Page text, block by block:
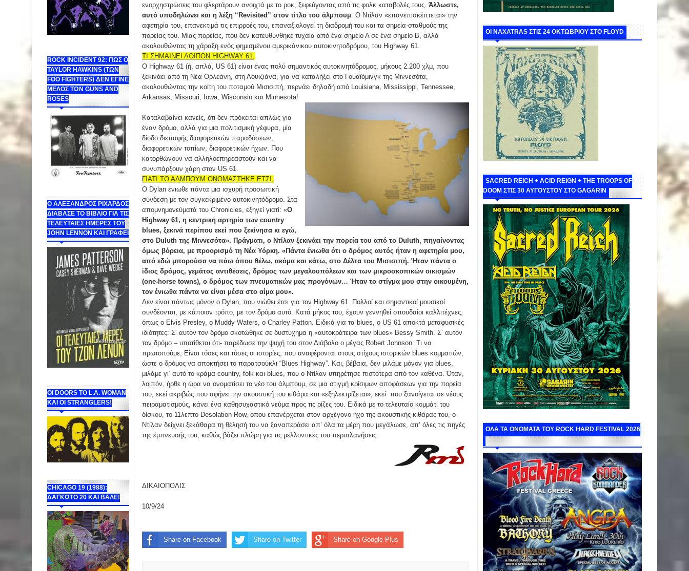
ROCK INCIDENT 92: ΠΩΣ Ο
TAYLOR HAWKINS (ΤΩΝ
FOO FIGHTERS) ΔΕΝ ΕΓΙΝΕ
ΜΕΛΟΣ ΤΩΝ GUNS AND
ROSES
Ο ΑΛΕΞΑΝΔΡΟΣ ΡΙΧΑΡΔΟΣ
ΔΙΑΒΑΣΕ ΤΟ ΒΙΒΛΙΟ ΓΙΑ ΤΙΣ
ΤΕΛΕΥΤΑΙΕΣ ΗΜΕΡΕΣ ΤΟΥ
JOHN LENNON ΚΑΙ ΓΡΑΦΕΙ
ΟΙ DOORS ΤΟ L.A. WOMAN
KAI OI STRANGLERS!
CHICAGO 19 (1988):
ΔΑΓΚΩΤΟ 20 ΚΑΙ ΒΑΛΕ!
ενορχηστρώσεις του φλερτάρουν ανοιχτά με το ροκ, ξεφεύγοντας από τις φολκ καταβολές τους. Άλλωστε,
αυτό υποδηλώνει και η λέξη “Revisited” στον τίτλο του άλμπουμ . Ο Ντίλαν «επανεπισκέπτεται» την
αφετηρία του, επανεκτιμά τις επιρροές του, επαναξιολογεί τη διαδρομή του και τα σημεία-σταθμούς της
πορείας του. Μιας πορείας, που δεν κατευθύνθηκε τυχαία από ένα σημείο Α σε ένα σημείο Β, αλλά
ακολουθώντας τη χάραξη ενός φημισμένου αμερικάνικου αυτοκινητοδρόμου, του Highway 61.
ΤΙ ΣΗΜΑΙΝΕΙ ΛΟΙΠΟΝ HIGHWAY 61;
Ο Highway 61 (ή, απλά, US 61) είναι ένας πολύ σημαντικός αυτοκινητόδρομος, μήκους 2.200 χλμ, που
ξεκινάει από τη Νέα Ορλεάνη, στη Λουιζιάνα, για να καταλήξει στο Γουαϊόμινγκ της Μιννεσότα,
ακολουθώντας την κοίτη του ποταμού Μισισιπή, περνάει δηλαδή από Louisiana, Mississippi, Tennessee,
Arkansas, Missouri, Iowa, Wisconsin και Minnesota!
Καταλαβαίνει κανείς, ότι δεν πρόκειται απλώς για
έναν δρόμο, αλλά για μια πολιτισμική γέφυρα, μία
δίοδο διεπαφής διαφορετικών παραδόσεων,
διαφορετικών τοπίων, διαφορετικών ήχων. Που
κατορθώνουν να αλληλοεπηρεαστούν και να
συνυπάρξουν χάρη στον US 61.
ΓΙΑΤΙ ΤΟ ΑΛΜΠΟΥΜ ΟΝΟΜΑΣΤΗΚΕ ΕΤΣΙ;
Ο Dylan ένιωθε πάντα μια ισχυρή προσωπική
σύνδεση με τον συγκεκριμένο αυτοκινητόδρομο. Στα
απομνημονεύματά του Chronicles, εξηγεί γιατί: «Ο
Highway 61, η κεντρική αρτηρία των country
blues, ξεκινά περίπου εκεί που ξεκίνησα κι εγώ,
στο Duluth της Μιννεσότα». Πράγματι, ο Ντίλαν ξεκινάει την πορεία του από το Duluth, πηγαίνοντας
όμως βόρεια, με προορισμό τη Νέα Υόρκη. «Πάντα ένιωθα ότι ο δρόμος αυτός ήταν η αφετηρία μου,
από εδώ μπορούσα να πάω όπου θέλω, ακόμα και κάτω, στο Δέλτα του Μισισιπή. Ήταν πάντα ο
ίδιος δρόμος, γεμάτος αντιθέσεις, δρόμος των μεγαλουπόλεων και των μικροσκοπικών οικισμών
(one-horse towns), ο δρόμος των πνευματικών μας προγόνων… Ήταν το στίγμα μου στην οικουμένη,
τον ένιωθα πάντα να είναι μέσα στο αίμα μου».
Δεν είναι πάντως μόνον ο Dylan, που νιώθει έτσι για τον Highway 61. Πολλοί και σημαντικοί μουσικοί
συνδέονται, με κάποιον τρόπο, με τον δρόμο αυτό. Κατά μήκος του, έχουν γεννηθεί σπουδαίοι καλλιτέχνες,
όπως ο Elvis Presley, ο Muddy Waters, ο Charley Patton. Ειδικά για τα blues, ο US 61 αποκτά μεταφυσικές
ιδιότητες: Σ’ αυτόν τον δρόμο σκοτώθηκε σε δυστύχημα η «αυτοκράτειρα των blues» Bessy Smith. Σ’ αυτόν
τον δρόμο – υποτίθεται ότι- παρέδωσε την ψυχή του στον Διάβολο ο μέγας Robert Johnson. Τι να
πρωτοπούμε; Είναι τόσες και τόσες οι ιστορίες, που αναφέρονται στους στίχους ιστορικών blues κομματιών,
ώστε ο δρόμος να αποκτήσει το παρατσούκλι “Blues Highway”. Και, βέβαια, δεν μιλάμε μόνον για blues,
μιλάμε γι’ αυτό το κράμα country, folk και blues, που ο Ντίλαν υπηρέτησε πιστότερα από τον καθένα. Όταν,
λοιπόν, ήρθε η ώρα να ονοματίσει το νέο του άλμπουμ, σε μια στιγμή κρίσιμων αποφάσεων για την πορεία
του, εκεί ακριβώς που αφήνει την ακουστική του κιθάρα και «εξηλεκτρίζεται», εκεί που ξανοίγεται σε νέους
πειραματισμούς, κάνει ένα καθησυχαστικό νεύμα προς τις ρίζες του. Ειδικά με το τελευταίο κομμάτι του
δίσκου, το 11λεπτο Desolation Row, όπου επανέρχεται στον αρχέγονο ήχο της ακουστικής κιθάρας του, ο
Ντίλαν δείχνει ξεκάθαρα τη θέλησή του να ξαναπεράσει απ’ όλα τα μέρη που μεγάλωσε, απ’ όλες τις πηγές
της έμπνευσής του, καθώς βάζει πλώρη για τις μελλοντικές του περιπλανήσεις.
ΔΙΚΑΙΟΠΟΛΙΣ
10/9/24
Share on Facebook Share on Twitter Share on Google Plus
ΟΙ NAXATRAS ΣΤΙΣ 24 ΟΚΤΩΒΡΙΟΥ ΣΤΟ FLOYD
SACRED REICH + ACID REIGN + THE TROOPS OF
DOOM ΣΤΙΣ 30 ΑΥΓΟΥΣΤΟΥ ΣΤΟ GAGARIN
ΟΛΑ ΤΑ ΟΝΟΜΑΤΑ ΤΟΥ ROCK HARD FESTIVAL 2026